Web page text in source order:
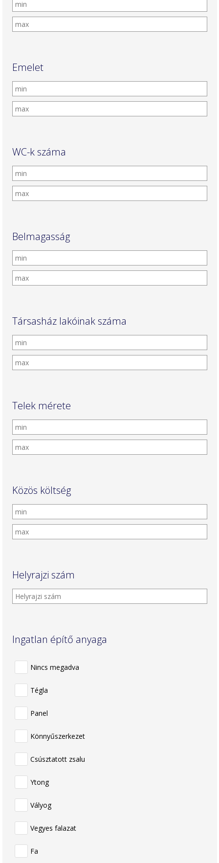
Emelet
WC-k száma
Belmagasság
Társasház lakóinak száma
Telek mérete
Közös költség
Helyrajzi szám
Ingatlan építő anyaga
Nincs megadva
Tégla
Panel
Könnyűszerkezet
Csúsztatott zsalu
Ytong
Vályog
Vegyes falazat
Fa